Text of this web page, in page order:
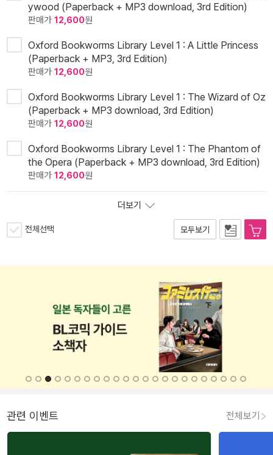
ywood (Paperback + MP3 download, 3rd Edition)
판매가 12,600원
Oxford Bookworms Library Level 1 : A Little Princess
(Paperback + MP3, 3rd Edition)
판매가 12,600원
Oxford Bookworms Library Level 1 : The Wizard of Oz
(Paperback + MP3 download, 3rd Edition)
판매가 12,600원
Oxford Bookworms Library Level 1 : The Phantom of
the Opera (Paperback + MP3 download, 3rd Edition)
판매가 12,600원
더보기
전체선택 모두보기
관련 이벤트 전체보기